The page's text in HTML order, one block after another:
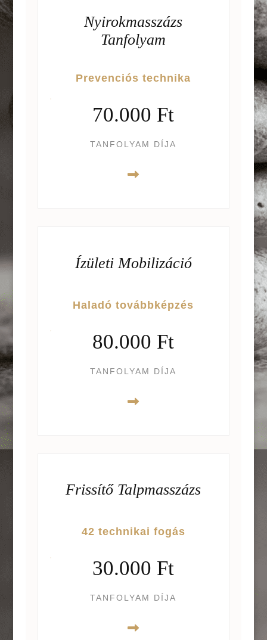
Nyirokmasszázs
Tanfolyam
Prevenciós technika
70.000 Ft
TANFOLYAM DÍJA
Ízületi Mobilizáció
Haladó továbbképzés
80.000 Ft
TANFOLYAM DÍJA
Frissítő Talpmasszázs
42 technikai fogás
30.000 Ft
TANFOLYAM DÍJA